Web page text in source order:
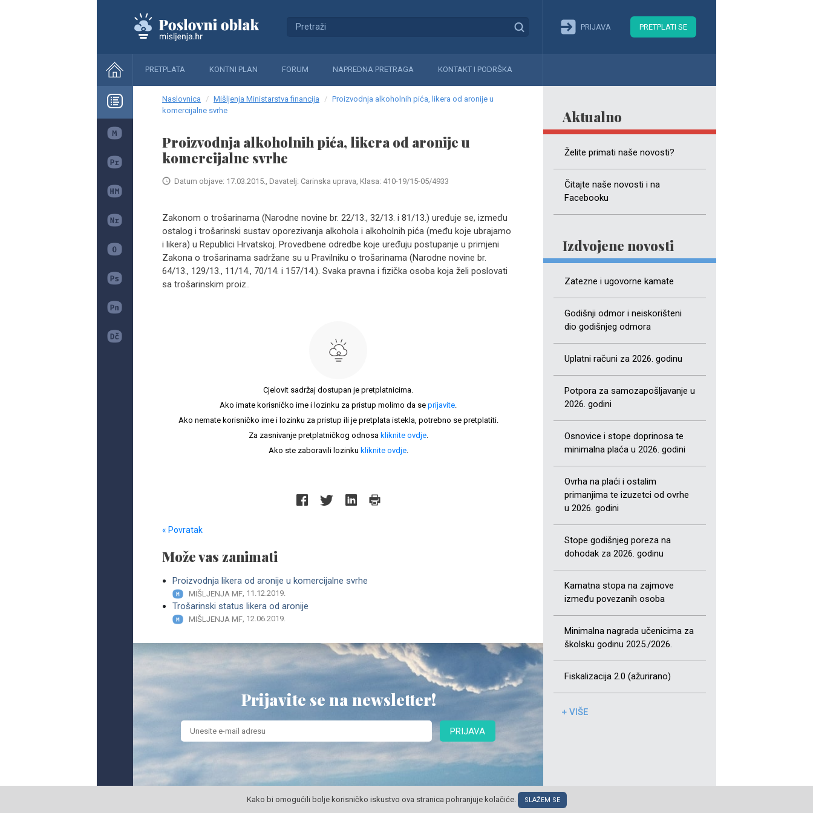
PRIJAVA PRETPLATI SE
PRETPLATA KONTNI PLAN FORUM NAPREDNA PRETRAGA KONTAKT I PODRŠKA
Aktualno
Želite primati naše novosti?
Čitajte naše novosti i na
Facebooku
Izdvojene novosti
Zatezne i ugovorne kamate
Godišnji odmor i neiskorišteni
dio godišnjeg odmora
Uplatni računi za 2026. godinu
Potpora za samozapošljavanje u
2026. godini
Osnovice i stope doprinosa te
minimalna plaća u 2026. godini
Ovrha na plaći i ostalim
primanjima te izuzetci od ovrhe
u 2026. godini
Stope godišnjeg poreza na
dohodak za 2026. godinu
Kamatna stopa na zajmove
između povezanih osoba
Minimalna nagrada učenicima za
školsku godinu 2025./2026.
Fiskalizacija 2.0 (ažurirano)
+ VIŠE
Naslovnica Mišljenja Ministarstva financija
Proizvodnja alkoholnih pića, likera od aronije u
komercijalne svrhe
Proizvodnja alkoholnih pića, likera od aronije u
komercijalne svrhe
Datum objave: 17.03.2015., Davatelj: Carinska uprava, Klasa: 410-19/15-05/4933
Zakonom o trošarinama (Narodne novine br. 22/13., 32/13. i 81/13.) uređuje se, između
ostalog i trošarinski sustav oporezivanja alkohola i alkoholnih pića (među koje ubrajamo
i likera) u Republici Hrvatskoj. Provedbene odredbe koje uređuju postupanje u primjeni
Zakona o trošarinama sadržane su u Pravilniku o trošarinama (Narodne novine br.
64/13., 129/13., 11/14., 70/14. i 157/14.). Svaka pravna i fizička osoba koja želi poslovati
sa trošarinskim proiz..
Cjelovit sadržaj dostupan je pretplatnicima.
Ako imate korisničko ime i lozinku za pristup molimo da se prijavite.
Ako nemate korisničko ime i lozinku za pristup ili je pretplata istekla, potrebno se pretplatiti.
Za zasnivanje pretplatničkog odnosa kliknite ovdje.
Ako ste zaboravili lozinku kliknite ovdje.
« Povratak
Može vas zanimati
Proizvodnja likera od aronije u komercijalne svrhe
MIŠLJENJA MF, 11.12.2019.
Trošarinski status likera od aronije
MIŠLJENJA MF, 12.06.2019.
Prijavite se na newsletter!
PRIJAVA
© POSLOVNI OBLAK Sva prava pridržana
Kako bi omogućili bolje korisničko iskustvo ova stranica pohranjuje kolačiće. SLAŽEM SE